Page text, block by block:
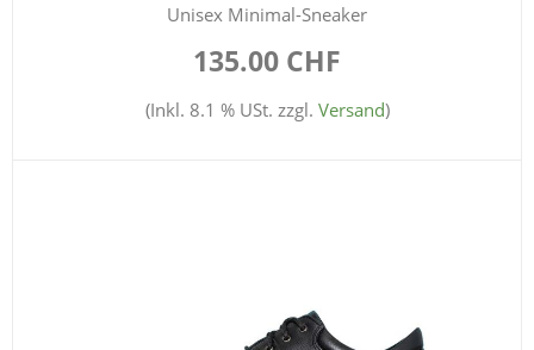
Unisex Minimal-Sneaker
135.00 CHF
(Inkl. 8.1 % USt. zzgl. Versand)